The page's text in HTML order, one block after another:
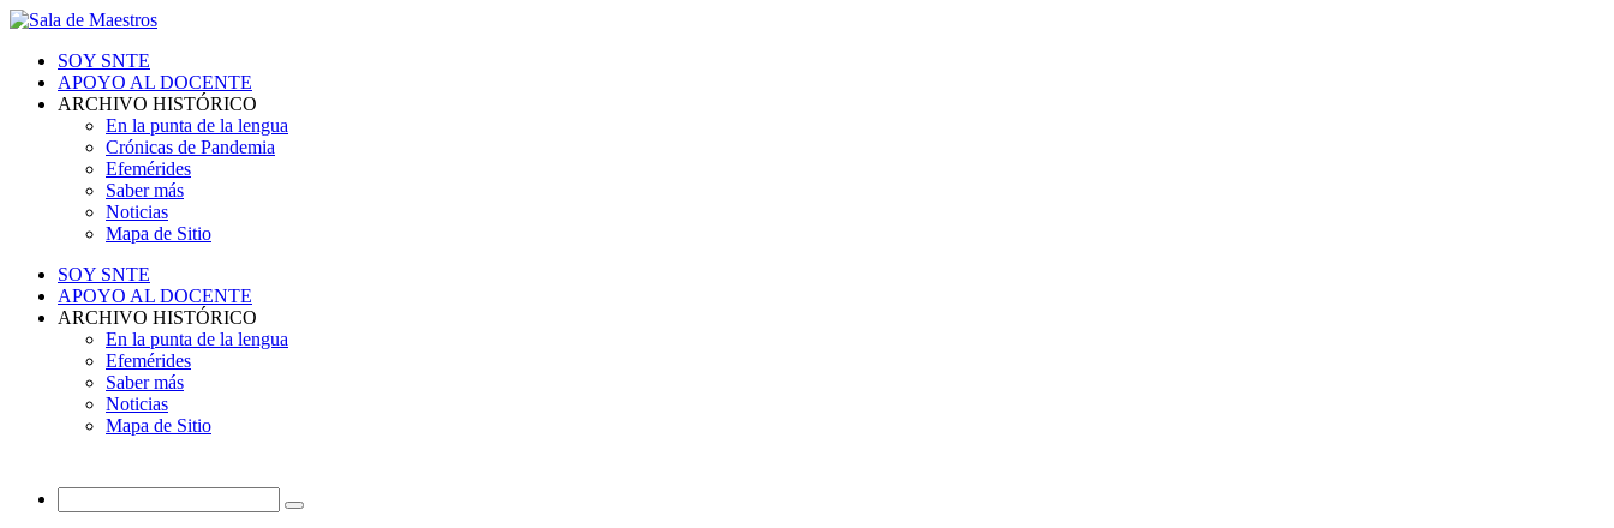
SOY SNTE
APOYO AL DOCENTE
ARCHIVO HISTÓRICO
En la punta de la lengua
Crónicas de Pandemia
Efemérides
Saber más
Noticias
Mapa de Sitio
SOY SNTE
APOYO AL DOCENTE
ARCHIVO HISTÓRICO
En la punta de la lengua
Efemérides
Saber más
Noticias
Mapa de Sitio